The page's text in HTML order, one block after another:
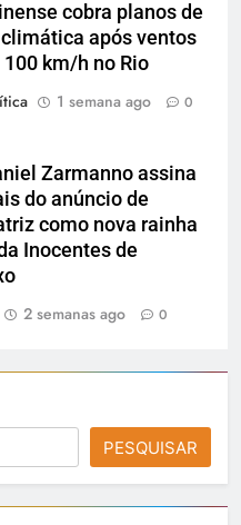
cobra planos de
após ventos
km/h no Rio
1 semana ago 0
Zarmanno assina
do anúncio de
como nova rainha
Inocentes de
2 semanas ago 0
PESQUISAR